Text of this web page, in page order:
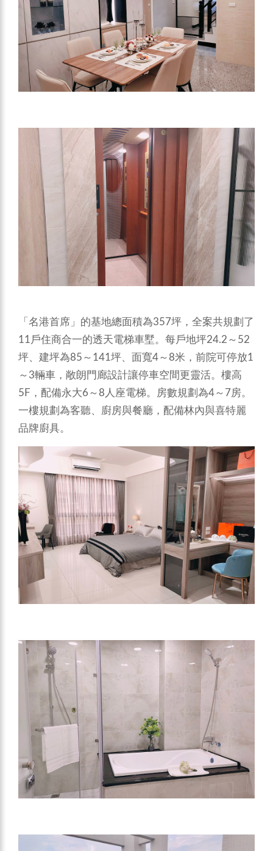
「名港首席」的基地總面積為357坪，全案共規劃了
11戶住商合一的透天電梯車墅。每戶地坪24.2～52
坪、建坪為85～141坪、面寬4～8米，前院可停放1
～3輛車，敞朗門廊設計讓停車空間更靈活。樓高
5F，配備永大6～8人座電梯。房數規劃為4～7房。
一樓規劃為客聽、廚房與餐廳，配備林內與喜特麗
品牌廚具。